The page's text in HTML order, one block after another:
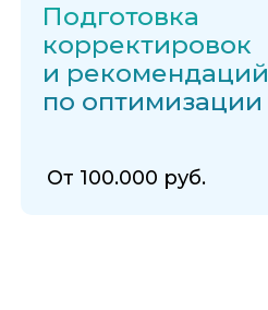
Подготовка
корректировок
и рекомендаций
по оптимизации
От 100.000 руб.